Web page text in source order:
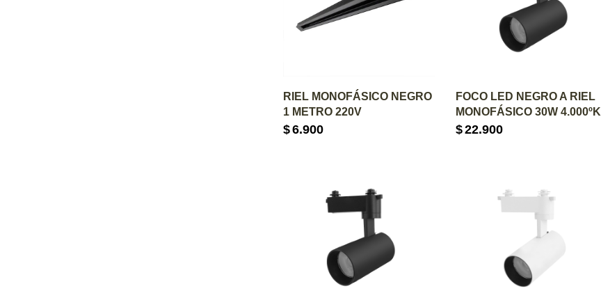
AGREGAR AL CARRITO
RIEL MONOFÁSICO NEGRO
1 METRO 220V
$6.900
AGREGAR AL CARRITO
FOCO LED NEGRO A RIEL
MONOFÁSICO 30W 4.000ºK
$22.900